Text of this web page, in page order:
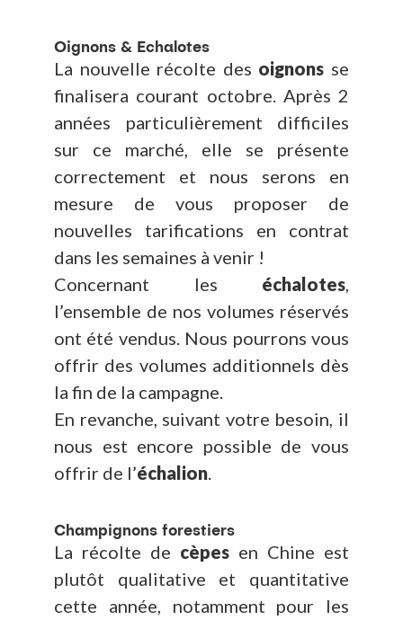
Oignons & Echalotes
La nouvelle récolte des oignons se
finalisera courant octobre. Après 2
années particulièrement difficiles
sur ce marché, elle se présente
correctement et nous serons en
mesure de vous proposer de
nouvelles tarifications en contrat
dans les semaines à venir !
Concernant les échalotes
l’ensemble de nos volumes réservés
ont été vendus. Nous pourrons vous
offrir des volumes additionnels dès
la fin de la campagne.
En revanche, suivant votre besoin, il
nous est encore possible de vous
offrir de l’échalion
Champignons forestiers
La récolte de cèpes en Chine est
plutôt qualitative et quantitative
cette année, notamment pour les